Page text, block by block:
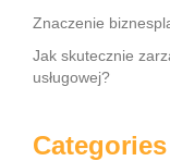
Znaczenie
Jak skutecznie
usługowej?
Categories